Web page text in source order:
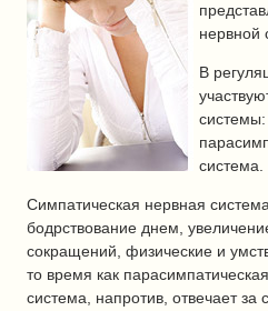
нервной
В
системы:
система.
Симпатическая нервная
бодрствование днем,
сокращений, физические и
то время как
система, напротив, отвечает за